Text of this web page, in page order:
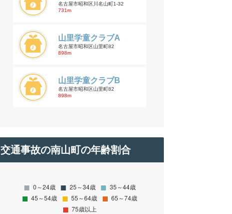
名古屋市昭和区川名山町1-32
731m
山里学童クラブA
名古屋市昭和区山里町82
898m
山里学童クラブB
名古屋市昭和区山里町82
898m
交通事故の南山町の年齢割合